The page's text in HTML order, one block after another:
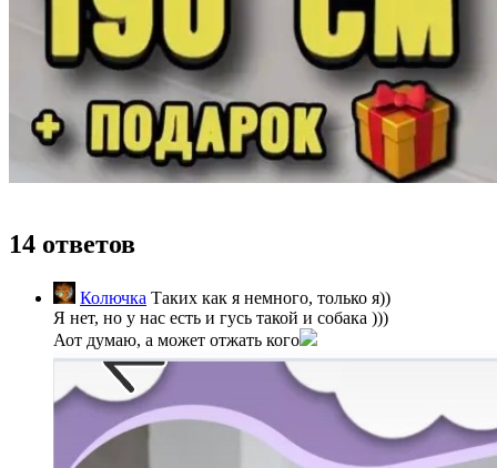
14 ответов
Колючка Таких как я немного, только я))
Я нет, но у нас есть и гусь такой и собака )))
Аот думаю, а может отжать кого